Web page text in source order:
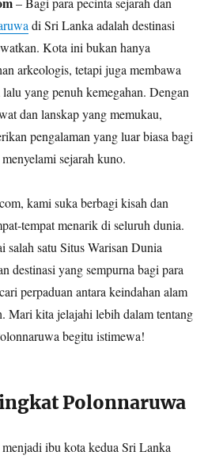
di Sri Lanka adalah destinasi
Kota ini bukan hanya
arkeologis, tetapi juga membawa
yang penuh kemegahan. Dengan
dan lanskap yang memukau,
pengalaman yang luar biasa bagi
sejarah kuno.
kami suka berbagi kisah dan
tempat menarik di seluruh dunia.
salah satu Situs Warisan Dunia
destinasi yang sempurna bagi para
perpaduan antara keindahan alam
Mari kita jelajahi lebih dalam tentang
begitu istimewa!
Polonnaruwa
ibu kota kedua Sri Lanka